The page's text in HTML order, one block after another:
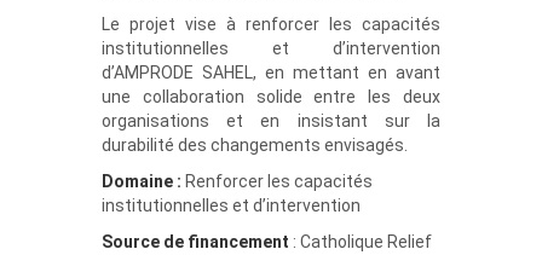
Le projet vise à renforcer les capacités
institutionnelles et d’intervention
d’AMPRODE SAHEL, en mettant en avant
une collaboration solide entre les deux
organisations et en insistant sur la
durabilité des changements envisagés.
Domaine : Renforcer les capacités
institutionnelles et d’intervention
Source de financement : Catholique Relief